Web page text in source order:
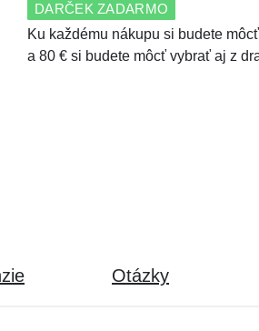
DARČEK ZADARMO
Ku každému nákupu si budete
a 80 € si budete môcť vybrať aj z
Otázky